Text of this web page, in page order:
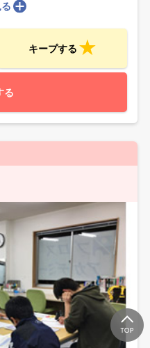
キープする
る